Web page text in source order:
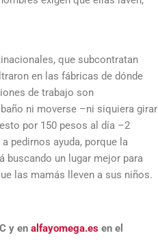
que subcontratan
en las fábricas de dónde
de trabajo son
ni moverse –ni siquiera girar
por 150 pesos al día –2
pedirnos ayuda, porque la
buscando un lugar mejor para
las mamás lleven a sus niños.
y en alfayomega.es en el